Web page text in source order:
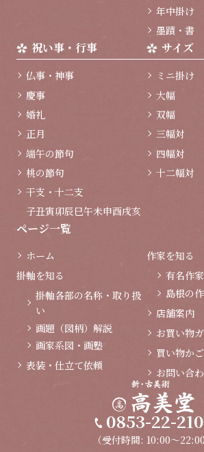
年中掛け
墨蹟・書
祝い事・行事
仏事・神事
慶事
婚礼
正月
端午の節句
桃の節句
干支・十二支
子丑寅卯辰巳午未申酉戌亥
サイズ
ミニ掛け
大幅
双幅
三幅対
四幅対
十二幅対
ページ一覧
ホーム
掛軸を知る
掛軸各部の名称・取り扱
い
画題（図柄）解説
画家系図・画塾
表装・仕立て依頼
作家を知る
有名作
島根の
店舗案内
お買い物
買い物かご
お問い合
0853-22-
（受付時間: 10:00～22:00